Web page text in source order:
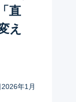
直
え
2026年1月